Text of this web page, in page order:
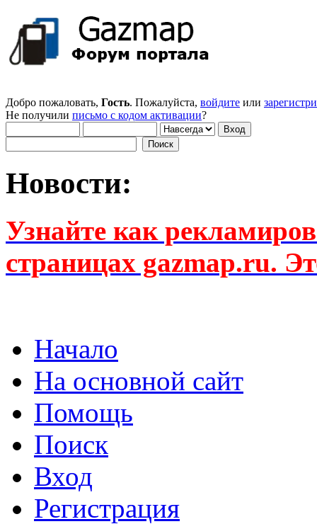
Добро пожаловать, Гость. Пожалуйста, войдите или
Не получили письмо с кодом активации?
Новости:
Узнайте как
страницах gazmap.ru.
Начало
На основной сайт
Помощь
Поиск
Вход
Регистрация